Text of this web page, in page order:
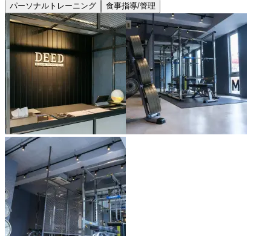
パーソナルトレーニング
食事指導/管理